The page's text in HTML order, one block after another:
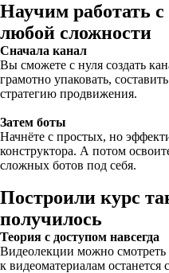
Научим работать
любой сложности
Сначала канал
Вы сможете с нуля создать
грамотно упаковать,
стратегию продвижения.
Затем боты
Начнёте с простых, но
конструктора. А потом
сложных ботов под себя.
Построили курс
получилось
Теория с доступом навсегда
Видеолекции можно смотреть
к видеоматериалам останется